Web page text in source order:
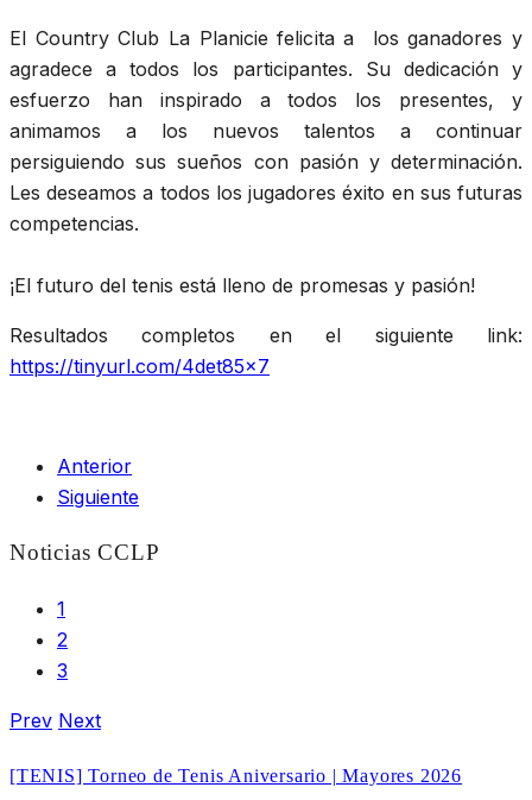
El Country Club La Planicie felicita a los ganadores y
agradece a todos los participantes. Su dedicación y
esfuerzo han inspirado a todos los presentes, y
animamos a los nuevos talentos a continuar
persiguiendo sus sueños con pasión y determinación.
Les deseamos a todos los jugadores éxito en sus futuras
competencias.
¡El futuro del tenis está lleno de promesas y pasión!
Resultados completos en el siguiente link:
https://tinyurl.com/4det85x7
Anterior
Siguiente
Noticias CCLP
1
2
3
Prev Next
[TENIS] Torneo de Tenis Aniversario | Mayores 2026